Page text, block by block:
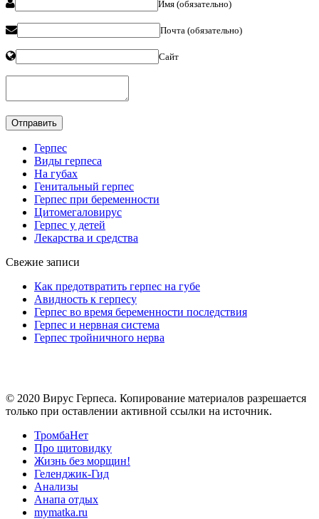
Имя (обязательно)
Почта (обязательно)
Сайт
Герпес
Виды герпеса
На губах
Генитальный герпес
Герпес при беременности
Цитомегаловирус
Герпес у детей
Лекарства и средства
Свежие записи
Как предотвратить герпес на губе
Авидность к герпесу
Герпес во время беременности последствия
Герпес и нервная система
Герпес тройничного нерва
© 2020 Вирус Герпеса. Копирование материалов разрешается
только при оставлении активной ссылки на источник.
ТромбаНет
Про щитовидку
Жизнь без морщин!
Геленджик-Гид
Анализы
Анапа отдых
mymatka.ru